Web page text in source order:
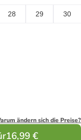
28 29 30
ändern sich die Preise?
16,99 €